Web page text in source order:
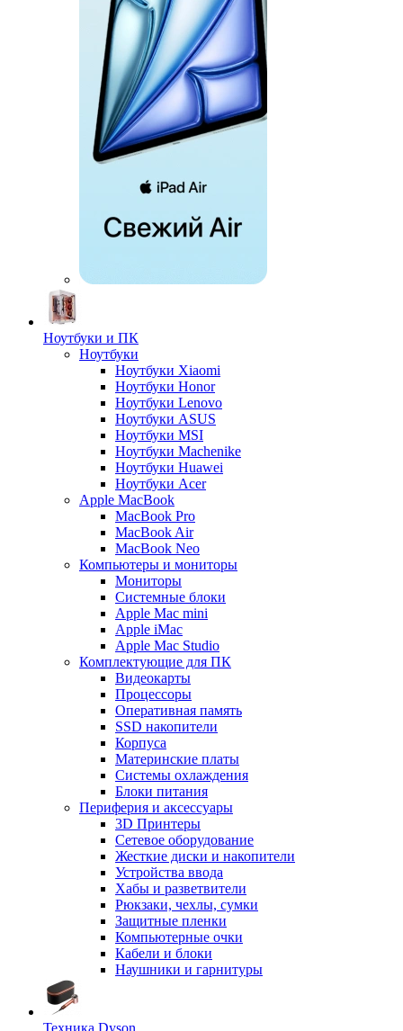
Ноутбуки и ПК
Ноутбуки
Ноутбуки Xiaomi
Ноутбуки Honor
Ноутбуки Lenovo
Ноутбуки ASUS
Ноутбуки MSI
Ноутбуки Machenike
Ноутбуки Huawei
Ноутбуки Acer
Apple MacBook
MacBook Pro
MacBook Air
MacBook Neo
Компьютеры и мониторы
Мониторы
Системные блоки
Apple Mac mini
Apple iMac
Apple Mac Studio
Комплектующие для ПК
Видеокарты
Процессоры
Оперативная память
SSD накопители
Корпуса
Материнские платы
Системы охлаждения
Блоки питания
Периферия и аксессуары
3D Принтеры
Сетевое оборудование
Жесткие диски и накопители
Устройства ввода
Хабы и разветвители
Рюкзаки, чехлы, сумки
Защитные пленки
Компьютерные очки
Кабели и блоки
Наушники и гарнитуры
Техника Dyson